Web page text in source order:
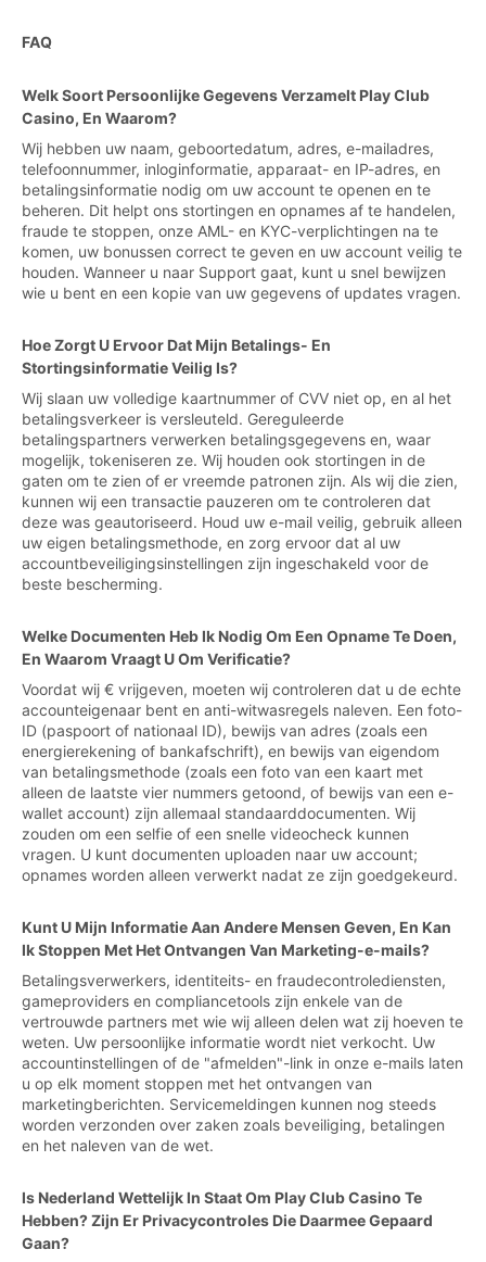
FAQ
Welk Soort Persoonlijke Gegevens Verzamelt Play Club
Casino, En Waarom?
Wij hebben uw naam, geboortedatum, adres, e-mailadres,
telefoonnummer, inloginformatie, apparaat- en IP-adres, en
betalingsinformatie nodig om uw account te openen en te
beheren. Dit helpt ons stortingen en opnames af te handelen,
fraude te stoppen, onze AML- en KYC-verplichtingen na te
komen, uw bonussen correct te geven en uw account veilig te
houden. Wanneer u naar Support gaat, kunt u snel bewijzen
wie u bent en een kopie van uw gegevens of updates vragen.
Hoe Zorgt U Ervoor Dat Mijn Betalings- En
Stortingsinformatie Veilig Is?
Wij slaan uw volledige kaartnummer of CVV niet op, en al het
betalingsverkeer is versleuteld. Gereguleerde
betalingspartners verwerken betalingsgegevens en, waar
mogelijk, tokeniseren ze. Wij houden ook stortingen in de
gaten om te zien of er vreemde patronen zijn. Als wij die zien,
kunnen wij een transactie pauzeren om te controleren dat
deze was geautoriseerd. Houd uw e-mail veilig, gebruik alleen
uw eigen betalingsmethode, en zorg ervoor dat al uw
accountbeveiligingsinstellingen zijn ingeschakeld voor de
beste bescherming.
Welke Documenten Heb Ik Nodig Om Een Opname Te Doen,
En Waarom Vraagt U Om Verificatie?
Voordat wij € vrijgeven, moeten wij controleren dat u de echte
accounteigenaar bent en anti-witwasregels naleven. Een foto-
ID (paspoort of nationaal ID), bewijs van adres (zoals een
energierekening of bankafschrift), en bewijs van eigendom
van betalingsmethode (zoals een foto van een kaart met
alleen de laatste vier nummers getoond, of bewijs van een e-
wallet account) zijn allemaal standaarddocumenten. Wij
zouden om een selfie of een snelle videocheck kunnen
vragen. U kunt documenten uploaden naar uw account;
opnames worden alleen verwerkt nadat ze zijn goedgekeurd.
Kunt U Mijn Informatie Aan Andere Mensen Geven, En Kan
Ik Stoppen Met Het Ontvangen Van Marketing-e-mails?
Betalingsverwerkers, identiteits- en fraudecontrolediensten,
gameproviders en compliancetools zijn enkele van de
vertrouwde partners met wie wij alleen delen wat zij hoeven te
weten. Uw persoonlijke informatie wordt niet verkocht. Uw
accountinstellingen of de "afmelden"-link in onze e-mails laten
u op elk moment stoppen met het ontvangen van
marketingberichten. Servicemeldingen kunnen nog steeds
worden verzonden over zaken zoals beveiliging, betalingen
en het naleven van de wet.
Is Nederland Wettelijk In Staat Om Play Club Casino Te
Hebben? Zijn Er Privacycontroles Die Daarmee Gepaard
Gaan?